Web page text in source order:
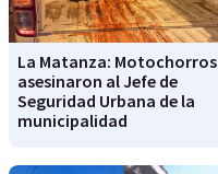
La Matanza: Motochorros
asesinaron al Jefe de
Seguridad Urbana de la
municipalidad